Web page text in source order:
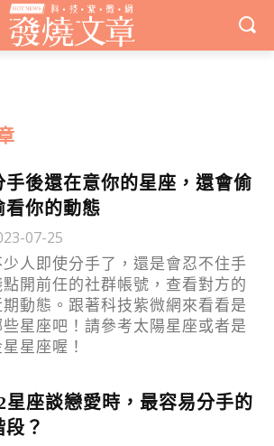
手後還在意你的星座，還會偷
看你的動態
07-25
少人即使分手了，還是會忍不住手
點開前任的社群帳號，查看對方的
期動態。跟著科技紫微網來看看是
些星座吧！請參考太陽星座或者是
星座喔！
星座談戀愛時，最容易分手的
段？